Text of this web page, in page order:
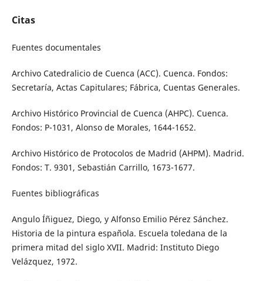
Citas
Fuentes documentales
Archivo Catedralicio de Cuenca (ACC). Cuenca. Fondos:
Secretaría, Actas Capitulares; Fábrica, Cuentas Generales.
Archivo Histórico Provincial de Cuenca (AHPC). Cuenca.
Fondos: P-1031, Alonso de Morales, 1644-1652.
Archivo Histórico de Protocolos de Madrid (AHPM). Madrid.
Fondos: T. 9301, Sebastián Carrillo, 1673-1677.
Fuentes bibliográficas
Angulo Íñiguez, Diego, y Alfonso Emilio Pérez Sánchez.
Historia de la pintura española. Escuela toledana de la
primera mitad del siglo XVII. Madrid: Instituto Diego
Velázquez, 1972.